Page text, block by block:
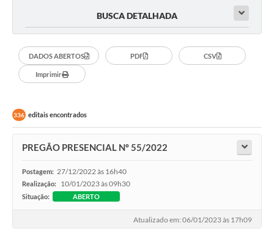
Cidadão
Protocolo Digital
CONCURSO
Leis Municipais
Turismo
Governo
BUSCA DETALHADA
DADOS ABERTOS PDF CSV
Imprimir
336 editais encontrados
PREGÃO PRESENCIAL Nº 55/2022
Postagem: 27/12/2022 às 16h40
Realização: 10/01/2023 às 09h30
Situação: ABERTO
Atualizado em: 06/01/2023 às 17h09